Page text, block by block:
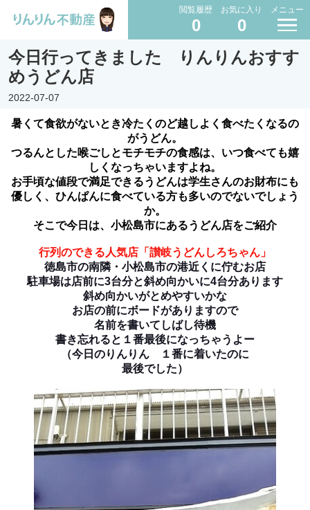
閲覧履歴
0
お気に入り
0
メニュー
今日行ってきました りんりんおすす
めうどん店
2022-07-07
暑くて食欲がないとき冷たくのど越しよく食べたくなるの
がうどん。
つるんとした喉ごしとモチモチの食感は、いつ食べても嬉
しくなっちゃいますよね。
お手頃な値段で満足できるうどんは学生さんのお財布にも
優しく、ひんぱんに食べている方も多いのでないでしょう
か。
そこで今日は、小松島市にあるうどん店をご紹介
行列のできる人気店「讃岐うどんしろちゃん」
徳島市の南隣・小松島市の港近くに佇むお店
駐車場は店前に3台分と斜め向かいに4台分あります
斜め向かいがとめやすいかな
お店の前にボードがありますので
名前を書いてしばし待機
書き忘れると１番最後になっちゃうよー
（今日のりんりん １番に着いたのに
最後でした）